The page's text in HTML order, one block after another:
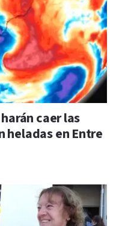
caer las
heladas en Entre